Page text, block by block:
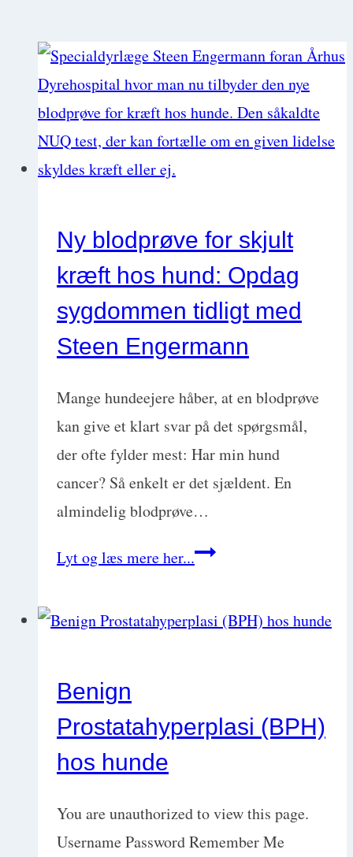
Ny blodprøve for skjult
kræft hos hund: Opdag
sygdommen tidligt med
Steen Engermann
Mange hundeejere håber, at en blodprøve
kan give et klart svar på det spørgsmål,
der ofte fylder mest: Har min hund
cancer? Så enkelt er det sjældent. En
almindelig blodprøve…
Lyt og læs mere her...Ny
for
hund:
tidligt
med
Benign
Prostatahyperplasi (BPH)
hos hunde
You are unauthorized to view this page.
Username Password Remember Me